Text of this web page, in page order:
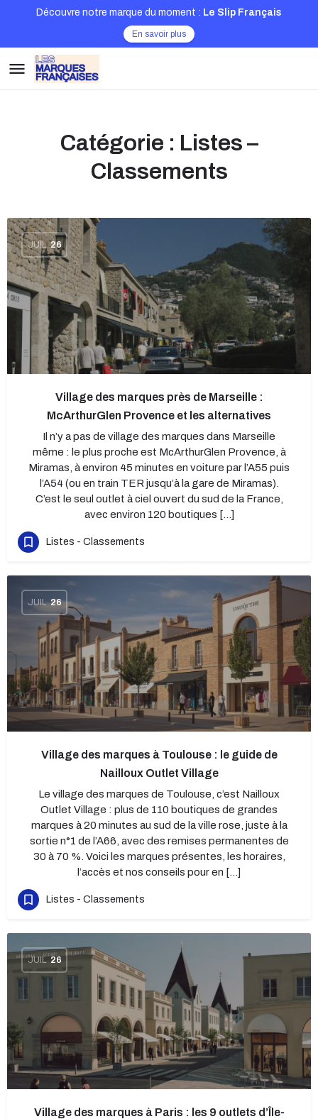
Découvre notre marque du moment : Le Slip Français
En savoir plus
Catégorie : Listes –
Classements
JUIL 26
Village des marques près de Marseille :
McArthurGlen Provence et les alternatives
Il n’y a pas de village des marques dans Marseille
même : le plus proche est McArthurGlen Provence, à
Miramas, à environ 45 minutes en voiture par l’A55 puis
l’A54 (ou en train TER jusqu’à la gare de Miramas).
C’est le seul outlet à ciel ouvert du sud de la France,
avec environ 120 boutiques […]
Listes - Classements
JUIL 26
Village des marques à Toulouse : le guide de
Nailloux Outlet Village
Le village des marques de Toulouse, c’est Nailloux
Outlet Village : plus de 110 boutiques de grandes
marques à 20 minutes au sud de la ville rose, juste à la
sortie n°1 de l’A66, avec des remises permanentes de
30 à 70 %. Voici les marques présentes, les horaires,
l’accès et nos conseils pour en […]
Listes - Classements
JUIL 26
Village des marques à Paris : les 9 outlets d’Île-